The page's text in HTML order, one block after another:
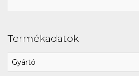
Termékadatok
Gyártó